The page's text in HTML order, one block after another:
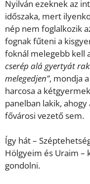
Nyilván ezeknek az
időszaka, mert
nép nem foglalkozik
fognak fűteni a
foknál melegebb kell
cserép alá gyertyát
melegedjen”, mondja
harcosa a
panelban lakik,
fővárosi vezető sem.
Így hát –
Hölgyeim és Uraim –
gondolni.